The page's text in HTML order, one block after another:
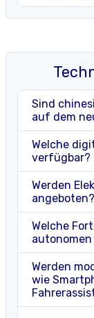
Sind
auf dem
Welche
verfügbar?
Werden
angeboten?
Welche
Werden
wie